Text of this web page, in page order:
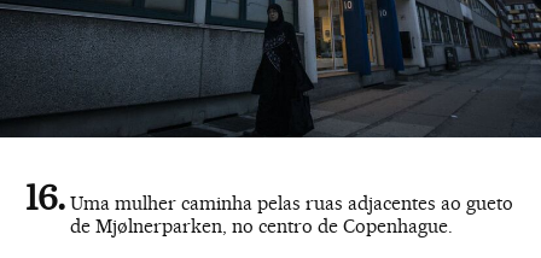
Uma mulher caminha pelas ruas adjacentes ao gueto
de Mjølnerparken, no centro de Copenhague.